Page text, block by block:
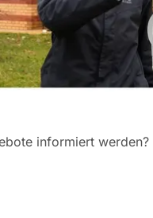
informiert werden?